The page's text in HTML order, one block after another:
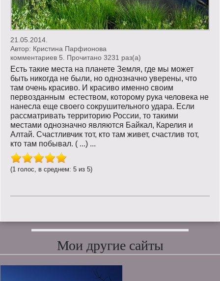
21.05.2014.
Автор: Кристина Парфионова
комментариев 5. Прочитано 3231 раз(a)
Есть такие места на планете Земля, где мы может
быть никогда не были, но однозначно уверены, что
там очень красиво. И красиво именно своим
первозданным естеством, которому рука человека не
нанесла еще своего сокрушительного удара. Если
рассматривать территорию России, то такими
местами однозначно являются Байкал, Карелия и
Алтай. Счастливчик тот, кто там живет, счастлив тот,
кто там побывал. ( ...) ...
(1 голос, в среднем: 5 из 5)
Мои другие сайты